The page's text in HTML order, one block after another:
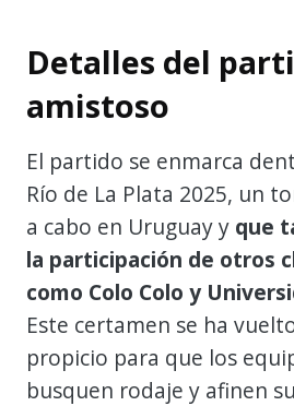
Detalles del
amistoso
El partido se enmarca
Río de La Plata 2025, un
a cabo en Uruguay y que
la participación de otros
como Colo Colo y
Este certamen se ha
propicio para que los
busquen rodaje y afinen